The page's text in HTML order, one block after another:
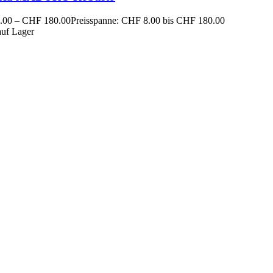
– CHF 180.00Preisspanne: CHF 8.00 bis CHF 180.00
Lager